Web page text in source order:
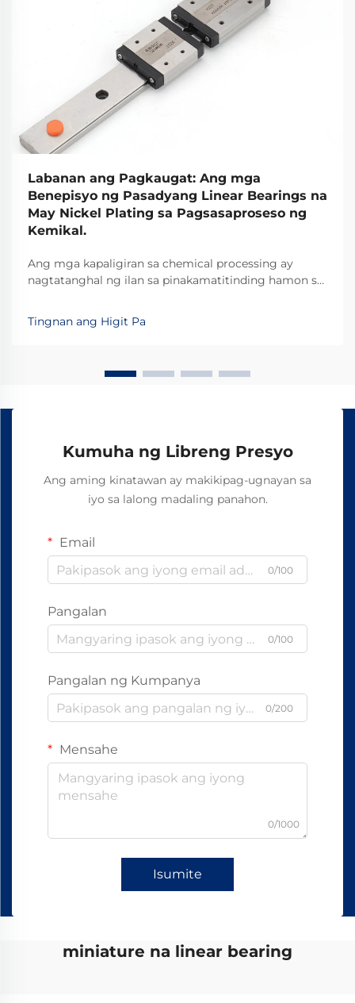
Labanan ang Pagkaugat: Ang mga
Benepisyo ng Pasadyang Linear Bearings na
May Nickel Plating sa Pagsasaproseso ng
Kemikal.
Ang mga kapaligiran sa chemical processing ay
nagtatanghal ng ilan sa pinakamatitinding hamon sa
mga pasilidad sa industriya na nangangasiwa ng
mga korosibong kemikal, acid, at mga caustic na
Tingnan ang Higit Pa
Kumuha ng Libreng Presyo
Ang aming kinatawan ay makikipag-ugnayan sa
iyo sa lalong madaling panahon.
Email
0/100
Pangalan
0/100
Pangalan ng Kumpanya
0/200
Mensahe
0/1000
Isumite
miniature na linear bearing